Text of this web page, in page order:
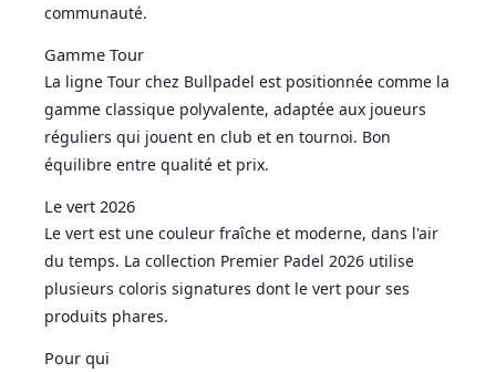
communauté.
Gamme Tour
La ligne Tour chez Bullpadel est positionnée comme la
gamme classique polyvalente, adaptée aux joueurs
réguliers qui jouent en club et en tournoi. Bon
équilibre entre qualité et prix.
Le vert 2026
Le vert est une couleur fraîche et moderne, dans l'air
du temps. La collection Premier Padel 2026 utilise
plusieurs coloris signatures dont le vert pour ses
produits phares.
Pour qui